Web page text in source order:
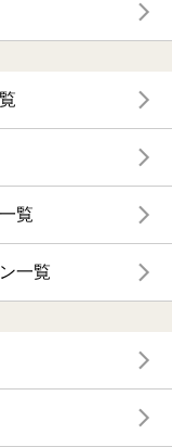
覧
一覧